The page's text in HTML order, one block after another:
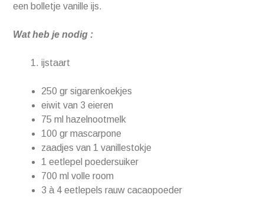
een bolletje vanille ijs.
Wat heb je nodig :
ijstaart
250 gr sigarenkoekjes
eiwit van 3 eieren
75 ml hazelnootmelk
100 gr mascarpone
zaadjes van 1 vanillestokje
1 eetlepel poedersuiker
700 ml volle room
3 à 4 eetlepels rauw cacaopoeder